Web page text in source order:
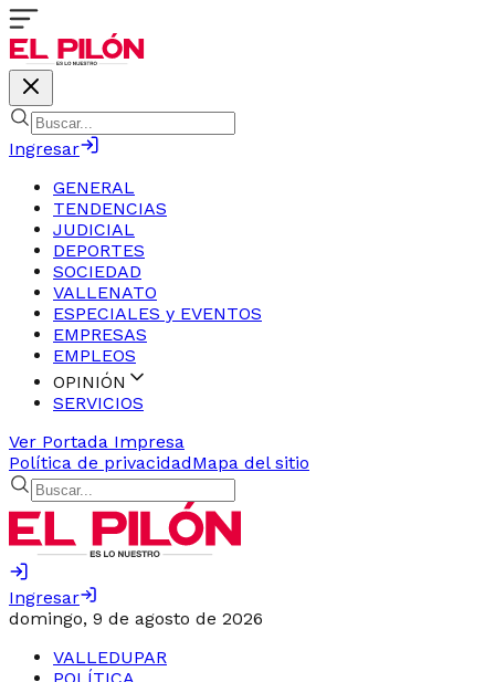
Ingresar
GENERAL
TENDENCIAS
JUDICIAL
DEPORTES
SOCIEDAD
VALLENATO
ESPECIALES y EVENTOS
EMPRESAS
EMPLEOS
OPINIÓN
SERVICIOS
Ver Portada Impresa
Política de privacidadMapa del sitio
Ingresar
domingo, 9 de agosto de 2026
VALLEDUPAR